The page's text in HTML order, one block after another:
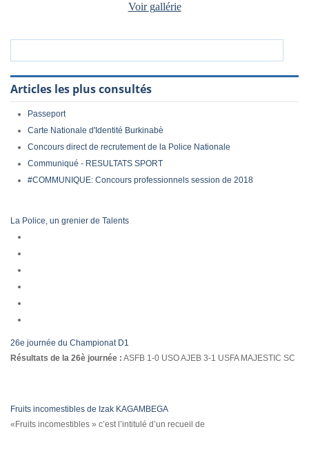
Voir gallérie
Articles les plus consultés
Passeport
Carte Nationale d'Identité Burkinabè
Concours direct de recrutement de la Police Nationale
Communiqué - RESULTATS SPORT
#COMMUNIQUE: Concours professionnels session de 2018
La Police, un grenier de Talents
26e journée du Championat D1
Résultats de la 26è journée : ASFB 1-0 USO AJEB 3-1 USFA MAJESTIC SC
Fruits incomestibles de Izak KAGAMBEGA
«Fruits incomestibles » c’est l’intitulé d’un recueil de